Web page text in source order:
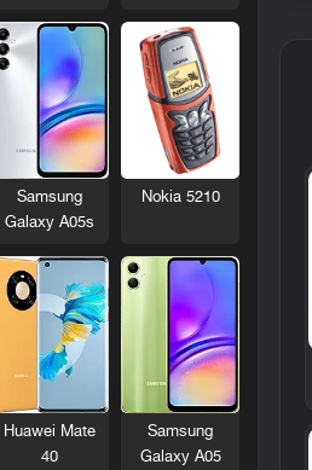
Nokia 5210
Samsung
Galaxy A05s
Samsung
Galaxy A05
Huawei Mate
40